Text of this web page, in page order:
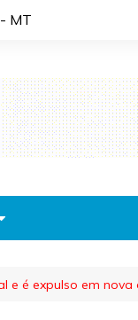
MT
e é expulso em